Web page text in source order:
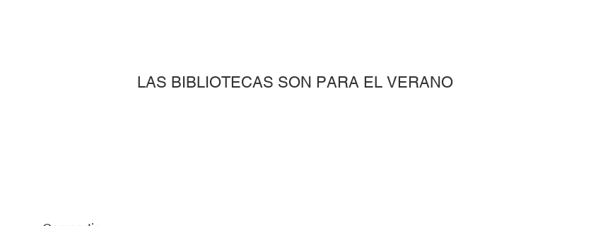
LAS BIBLIOTECAS SON PARA EL VERANO